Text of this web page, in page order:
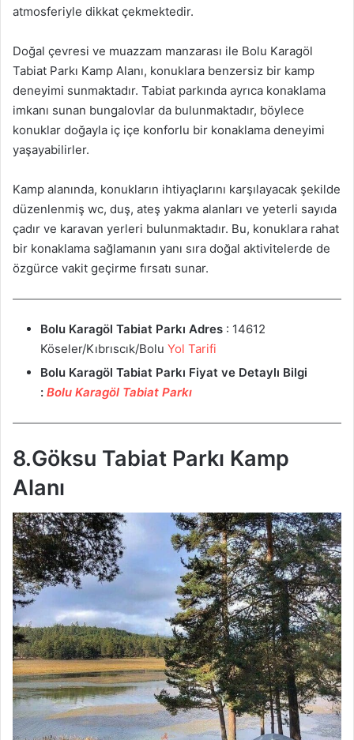
atmosferiyle dikkat çekmektedir.
Doğal çevresi ve muazzam manzarası ile Bolu Karagöl
Tabiat Parkı Kamp Alanı, konuklara benzersiz bir kamp
deneyimi sunmaktadır. Tabiat parkında ayrıca konaklama
imkanı sunan bungalovlar da bulunmaktadır, böylece
konuklar doğayla iç içe konforlu bir konaklama deneyimi
yaşayabilirler.
Kamp alanında, konukların ihtiyaçlarını karşılayacak şekilde
düzenlenmiş wc, duş, ateş yakma alanları ve yeterli sayıda
çadır ve karavan yerleri bulunmaktadır. Bu, konuklara rahat
bir konaklama sağlamanın yanı sıra doğal aktivitelerde de
özgürce vakit geçirme fırsatı sunar.
Bolu Karagöl Tabiat Parkı Adres : 14612
Köseler/Kıbrıscık/Bolu Yol Tarifi
Bolu Karagöl Tabiat Parkı Fiyat ve Detaylı Bilgi
: Bolu Karagöl Tabiat Parkı
8.Göksu Tabiat Parkı Kamp
Alanı